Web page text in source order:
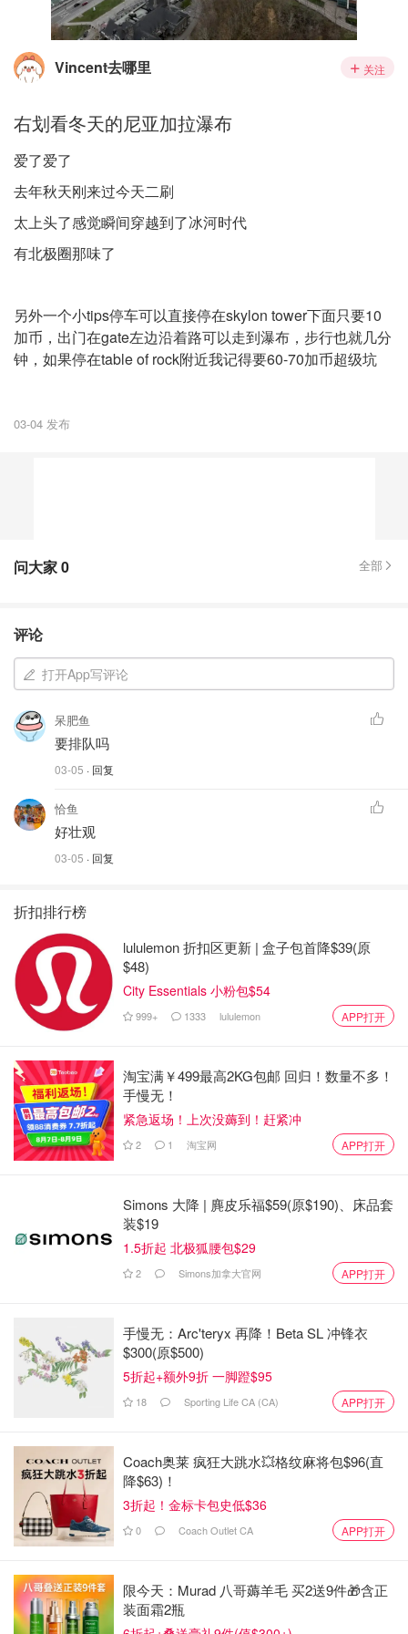
Vincent去哪里 关注
右划看冬天的尼亚加拉瀑布
爱了爱了
去年秋天刚来过今天二刷
太上头了感觉瞬间穿越到了冰河时代
有北极圈那味了
另外一个小tips停车可以直接停在skylon tower下面只要10
加币，出门在gate左边沿着路可以走到瀑布，步行也就几分
钟，如果停在table of rock附近我记得要60-70加币超级坑
03-04 发布
问大家0 全部
评论
打开App写评论
呆肥鱼
要排队吗
03-05 · 回复
恰鱼
好壮观
03-05 · 回复
折扣排行榜
lululemon 折扣区更新 | 盒子包首降$39(原
$48)
City Essentials 小粉包$54
999+ 1333 lululemon APP打开
淘宝满￥499最高2KG包邮 回归！数量不多！
手慢无！
紧急返场！上次没薅到！赶紧冲
2 1 淘宝网 APP打开
Simons 大降 | 麂皮乐福$59(原$190)、床品套
装$19
1.5折起 北极狐腰包$29
2 Simons加拿大官网 APP打开
手慢无：Arc'teryx 再降！Beta SL 冲锋衣
$300(原$500)
5折起+额外9折 一脚蹬$95
18 Sporting Life CA (CA) APP打开
Coach奥莱 疯狂大跳水💥格纹麻将包$96(直
降$63)！
3折起！金标卡包史低$36
0 Coach Outlet CA APP打开
限今天：Murad 八哥薅羊毛 买2送9件🎁含正
装面霜2瓶